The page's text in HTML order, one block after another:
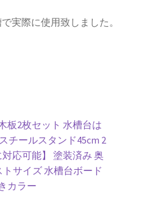
実際に使用致しました。